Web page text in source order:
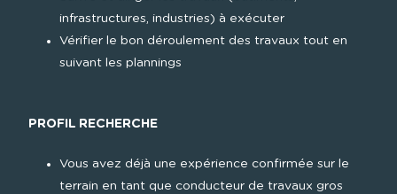
infrastructures, industries) à exécuter
Vérifier le bon déroulement des travaux tout en
suivant les plannings
PROFIL RECHERCHE
Vous avez déjà une expérience confirmée sur le
terrain en tant que conducteur de travaux gros